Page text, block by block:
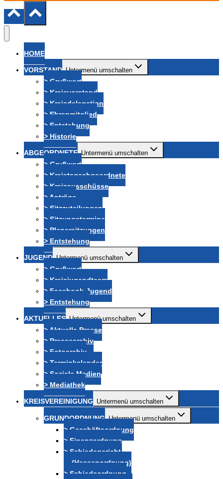
HOME
VORSTAND Untermenü umschalten
> Grußwort
> Kreisvorstand
> Kreisdelegation
> Ehrenmitglied
> Entstehung
> Historie
ABGEORDNETE Untermenü umschalten
> Grußwort
> Kreistagsabgeordnete
> Kreisausschüsse
> Anträge
> Sitzzuteilungen
> Sitzungstermine
> Plenarsitzungen
> Entstehung
JUGEND Untermenü umschalten
> Grußwort
> Kreisjugendteam
> Facebook-Jugend
> Entstehung
AKTUELLES Untermenü umschalten
> Aktuelle Presse
> Pressearchiv
> Fotoarchiv
> Terminkalender
> Soziale Medien
> Mediathek
KREISVEREINIGUNG Untermenü umschalten
GRUNDORDNUNG Untermenü umschalten
> Geschäftsordnung
> Finanzordnung
> Schiedsgericht
(Hessenordnung)
> Schiedsordnung